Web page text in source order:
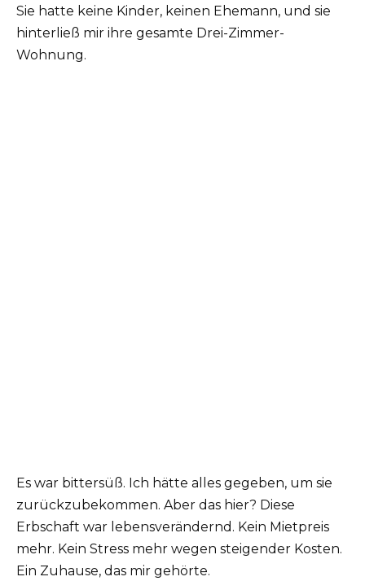
Sie hatte keine Kinder, keinen Ehemann, und sie
hinterließ mir ihre gesamte Drei-Zimmer-
Wohnung.
Es war bittersüß. Ich hätte alles gegeben, um sie
zurückzubekommen. Aber das hier? Diese
Erbschaft war lebensverändernd. Kein Mietpreis
mehr. Kein Stress mehr wegen steigender Kosten.
Ein Zuhause, das mir gehörte.